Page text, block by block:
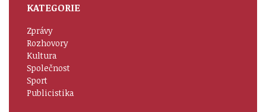
KATEGORIE
Zprávy
Rozhovory
Kultura
Společnost
Sport
Publicistika